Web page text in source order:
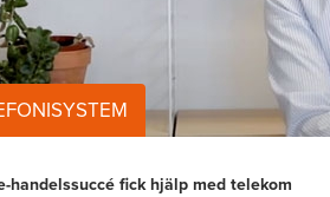
handelssuccé fick hjälp med telekom